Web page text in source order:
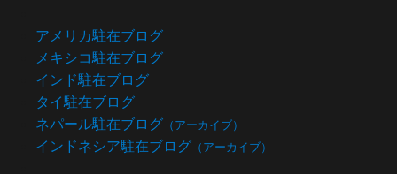
アメリカ駐在ブログ
メキシコ駐在ブログ
インド駐在ブログ
タイ駐在ブログ
ネパール駐在ブログ （アーカイブ）
インドネシア駐在ブログ （アーカイブ）